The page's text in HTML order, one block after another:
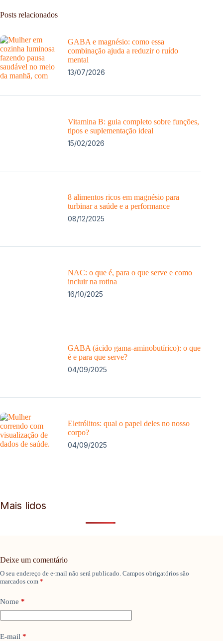
Posts relacionados
GABA e magnésio: como essa
combinação ajuda a reduzir o ruído
mental
13/07/2026
Vitamina B: guia completo sobre funções,
tipos e suplementação ideal
15/02/2026
8 alimentos ricos em magnésio para
turbinar a saúde e a performance
08/12/2025
NAC: o que é, para o que serve e como
incluir na rotina
16/10/2025
GABA (ácido gama-aminobutírico): o que
é e para que serve?
04/09/2025
Eletrólitos: qual o papel deles no nosso
corpo?
04/09/2025
Mais lidos
Deixe um comentário
O seu endereço de e-mail não será publicado. Campos obrigatórios são
marcados com *
Nome *
E-mail *